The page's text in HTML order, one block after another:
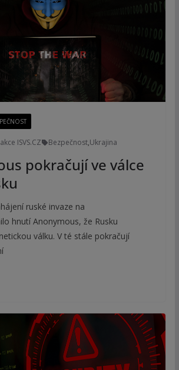
ISVS.CZ Bezpečnost,Ukrajina
pokračují ve válce
ruské invaze na
hnutí Anonymous, že Rusku
válku. V té stále pokračují